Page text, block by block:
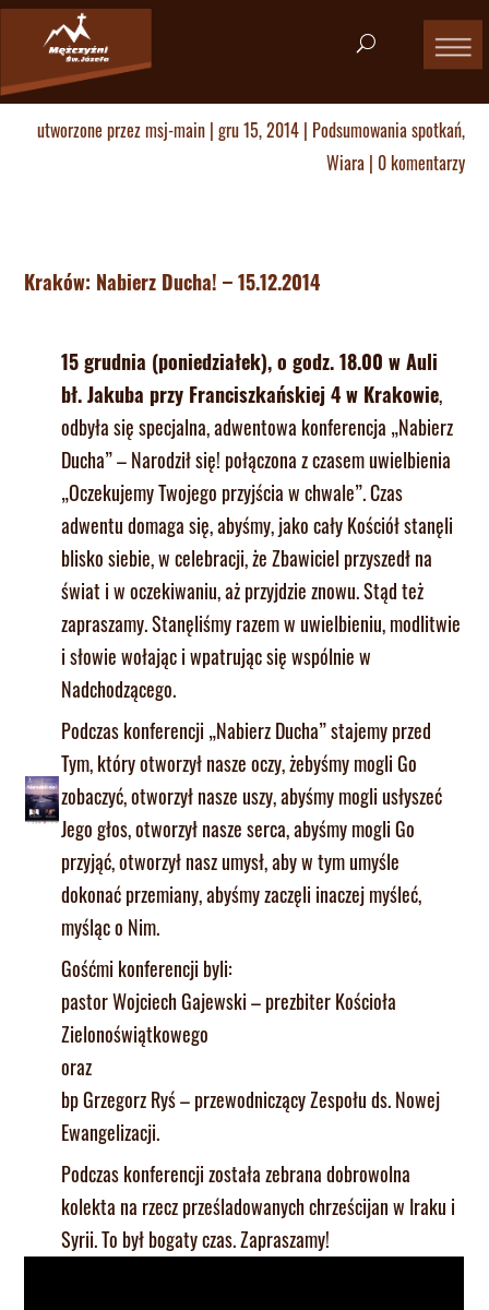
utworzone przezmsj-main| gru 15, 2014| Podsumowania spotkań,
Wiara| 0 komentarzy
Kraków: Nabierz Ducha! – 15.12.2014
15 grudnia (poniedziałek), o godz. 18.00 w Auli
bł. Jakuba przy Franciszkańskiej 4 w Krakowie,
odbyła się specjalna, adwentowa konferencja „Nabierz
Ducha” – Narodził się! połączona z czasem uwielbienia
„Oczekujemy Twojego przyjścia w chwale”. Czas
adwentu domaga się, abyśmy, jako cały Kościół stanęli
blisko siebie, w celebracji, że Zbawiciel przyszedł na
świat i w oczekiwaniu, aż przyjdzie znowu. Stąd też
zapraszamy. Stanęliśmy razem w uwielbieniu, modlitwie
i słowie wołając i wpatrując się wspólnie w
Nadchodzącego.
Podczas konferencji „Nabierz Ducha” stajemy przed
Tym, który otworzył nasze oczy, żebyśmy mogli Go
zobaczyć, otworzył nasze uszy, abyśmy mogli usłyszeć
Jego głos, otworzył nasze serca, abyśmy mogli Go
przyjąć, otworzył nasz umysł, aby w tym umyśle
dokonać przemiany, abyśmy zaczęli inaczej myśleć,
myśląc o Nim.
Gośćmi konferencji byli:
pastor Wojciech Gajewski – prezbiter Kościoła
Zielonoświątkowego
oraz
bp Grzegorz Ryś – przewodniczący Zespołu ds. Nowej
Ewangelizacji.
Podczas konferencji została zebrana dobrowolna
kolekta na rzecz prześladowanych chrześcijan w Iraku i
Syrii. To był bogaty czas. Zapraszamy!